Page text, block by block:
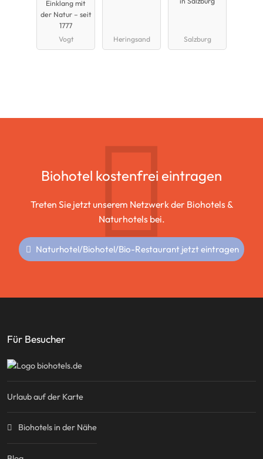
Einklang mit
der Natur – seit
1777
Vogt
Heringsand Salzburg
Biohotel kostenfrei eintragen
Treten Sie jetzt unserem Netzwerk der Biohotels &
Naturhotels bei.
Naturhotel/Biohotel/Bio-Restaurant jetzt eintragen
Für Besucher
Urlaub auf der Karte
Biohotels in der Nähe